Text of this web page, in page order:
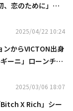
、恋のために」主
2025/04/22 10:24
ンからVICTON出身
ーニ」ローンチシ
2025/03/06 18:07
X Rich」シー